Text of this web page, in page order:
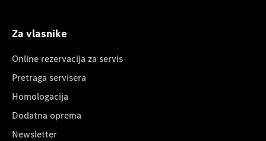
Za vlasnike
Online rezervacija za servis
Pretraga servisera
Homologacija
Dodatna oprema
Newsletter